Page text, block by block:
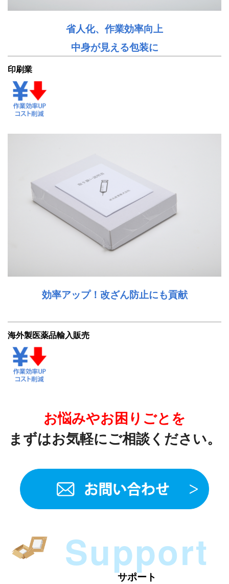
省人化、作業効率向上
中身が見える包装に
印刷業
効率アップ！改ざん防止にも貢献
海外製医薬品輸入販売
お悩みやお困りごとを
まずはお気軽にご相談ください。
Support
サポート